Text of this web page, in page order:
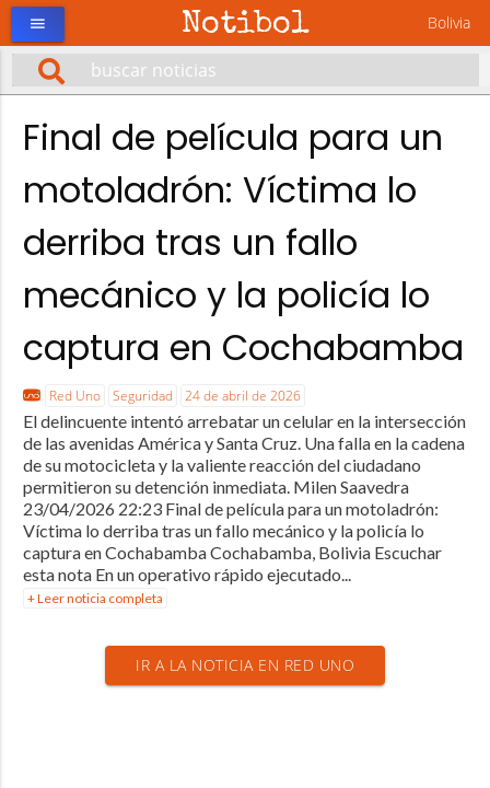
Notibol Bolivia
menu
Final de película para un
motoladrón: Víctima lo
derriba tras un fallo
mecánico y la policía lo
captura en Cochabamba
Red Uno Seguridad 24 de abril de 2026
El delincuente intentó arrebatar un celular en la intersección
de las avenidas América y Santa Cruz. Una falla en la cadena
de su motocicleta y la valiente reacción del ciudadano
permitieron su detención inmediata. Milen Saavedra
23/04/2026 22:23 Final de película para un motoladrón:
Víctima lo derriba tras un fallo mecánico y la policía lo
captura en Cochabamba Cochabamba, Bolivia Escuchar
esta nota En un operativo rápido ejecutado...
+ Leer noticia completa
IR A LA NOTICIA EN RED UNO